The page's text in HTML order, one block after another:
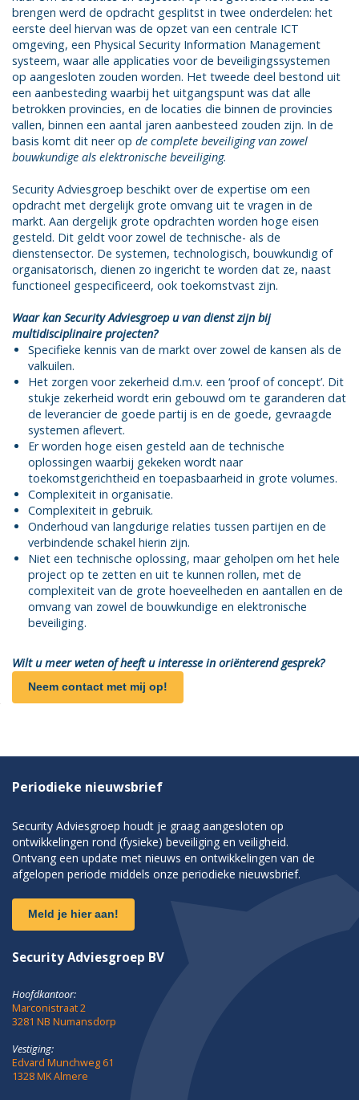
brengen werd de opdracht gesplitst in twee onderdelen: het
eerste deel hiervan was de opzet van een centrale ICT
omgeving, een Physical Security Information Management
systeem, waar alle applicaties voor de beveiligingssystemen
op aangesloten zouden worden. Het tweede deel bestond uit
een aanbesteding waarbij het uitgangspunt was dat alle
betrokken provincies, en de locaties die binnen de provincies
vallen, binnen een aantal jaren aanbesteed zouden zijn. In de
basis komt dit neer op de complete beveiliging van zowel
bouwkundige als elektronische beveiliging.
Security Adviesgroep beschikt over de expertise om een
opdracht met dergelijk grote omvang uit te vragen in de
markt. Aan dergelijk grote opdrachten worden hoge eisen
gesteld. Dit geldt voor zowel de technische- als de
dienstensector. De systemen, technologisch, bouwkundig of
organisatorisch, dienen zo ingericht te worden dat ze, naast
functioneel gespecificeerd, ook toekomstvast zijn.
Waar kan Security Adviesgroep u van dienst zijn bij
multidisciplinaire projecten?
Specifieke kennis van de markt over zowel de kansen als de
valkuilen.
Het zorgen voor zekerheid d.m.v. een ‘proof of concept’. Dit
stukje zekerheid wordt erin gebouwd om te garanderen dat
de leverancier de goede partij is en de goede, gevraagde
systemen aflevert.
Er worden hoge eisen gesteld aan de technische
oplossingen waarbij gekeken wordt naar
toekomstgerichtheid en toepasbaarheid in grote volumes.
Complexiteit in organisatie.
Complexiteit in gebruik.
Onderhoud van langdurige relaties tussen partijen en de
verbindende schakel hierin zijn.
Niet een technische oplossing, maar geholpen om het hele
project op te zetten en uit te kunnen rollen, met de
complexiteit van de grote hoeveelheden en aantallen en de
omvang van zowel de bouwkundige en elektronische
beveiliging.
Wilt u meer weten of heeft u interesse in oriënterend gesprek?
Neem contact met mij op!
Periodieke nieuwsbrief
Security Adviesgroep houdt je graag aangesloten op
ontwikkelingen rond (fysieke) beveiliging en veiligheid.
Ontvang een update met nieuws en ontwikkelingen van de
afgelopen periode middels onze periodieke nieuwsbrief.
Meld je hier aan!
Security Adviesgroep BV
Hoofdkantoor:
Marconistraat 2
3281 NB Numansdorp
Vestiging:
Edvard Munchweg 61
1328 MK Almere